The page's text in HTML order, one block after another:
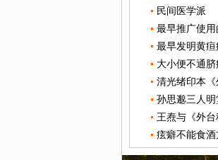
民间医学派
最早推广使用
最早发明黄
大小便不通
清光绪印本《
孙思邈三人明
王焘与《外台
痃癖不能食